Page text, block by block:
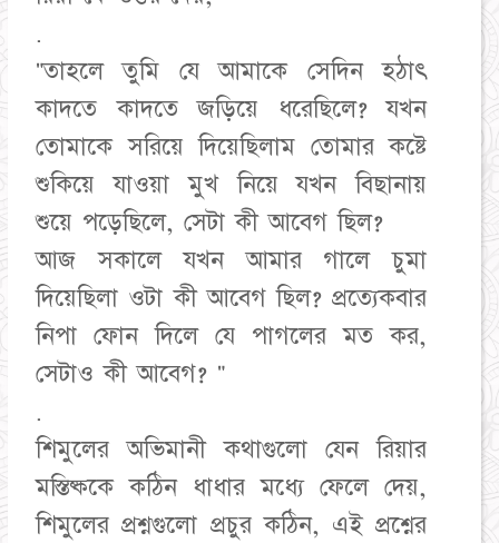
.
"তাহলে তুমি যে আমাকে সেদিন হঠাৎ
কাদতে কাদতে জড়িয়ে ধরেছিলে? যখন
তোমাকে সরিয়ে দিয়েছিলাম তোমার কষ্টে
শুকিয়ে যাওয়া মুখ নিয়ে যখন বিছানায়
শুয়ে পড়েছিলে, সেটা কী আবেগ ছিল?
আজ সকালে যখন আমার গালে চুমা
দিয়েছিলা ওটা কী আবেগ ছিল? প্রত্যেকবার
নিপা ফোন দিলে যে পাগলের মত কর,
সেটাও কী আবেগ? "
.
শিমুলের অভিমানী কথাগুলো যেন রিয়ার
মস্তিষ্ককে কঠিন ধাধার মধ্যে ফেলে দেয়,
শিমুলের প্রশ্নগুলো প্রচুর কঠিন, এই প্রশ্নের